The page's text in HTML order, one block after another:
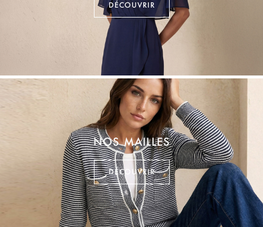
DÉCOUVRIR
NOS MAILLES
DÉCOUVRIR